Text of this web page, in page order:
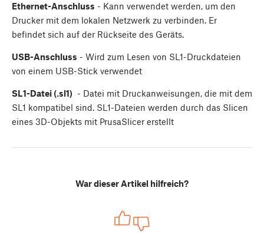
Ethernet-Anschluss - Kann verwendet werden, um den
Drucker mit dem lokalen Netzwerk zu verbinden. Er
befindet sich auf der Rückseite des Geräts.
USB-Anschluss - Wird zum Lesen von SL1-Druckdateien
von einem USB-Stick verwendet
SL1-Datei (.sl1) - Datei mit Druckanweisungen, die mit dem
SL1 kompatibel sind. SL1-Dateien werden durch das Slicen
eines 3D-Objekts mit PrusaSlicer erstellt
War dieser Artikel hilfreich?